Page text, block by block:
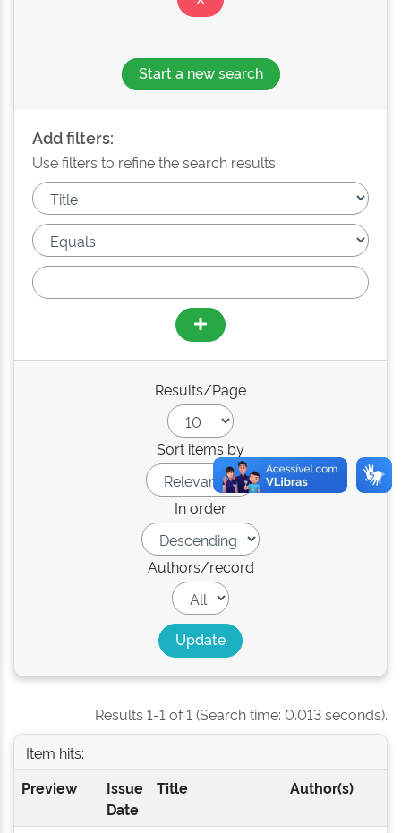
Start a new search
Add filters:
Use filters to refine the search results.
Results/Page
Sort items by
In order
Authors/record
Results 1-1 of 1 (Search time: 0.013 seconds).
Item hits:
Preview
Issue
Date
Title Author(s)